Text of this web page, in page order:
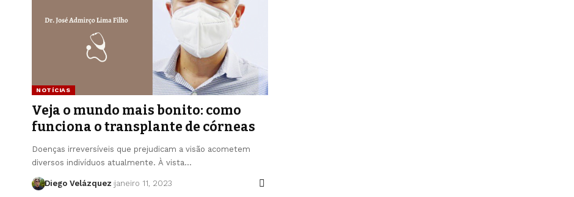
NOTÍCIAS
Veja o mundo mais bonito: como
funciona o transplante de córneas
Doenças irreversíveis que prejudicam a visão acometem
diversos indivíduos atualmente. À vista…
Diego Velázquez janeiro 11, 2023